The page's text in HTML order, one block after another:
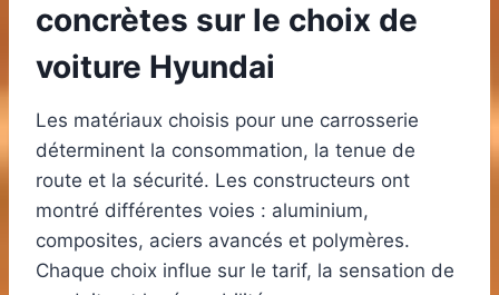
concrètes sur le choix de
voiture Hyundai
Les matériaux choisis pour une carrosserie
déterminent la consommation, la tenue de
route et la sécurité. Les constructeurs ont
montré différentes voies : aluminium,
composites, aciers avancés et polymères.
Chaque choix influe sur le tarif, la sensation de